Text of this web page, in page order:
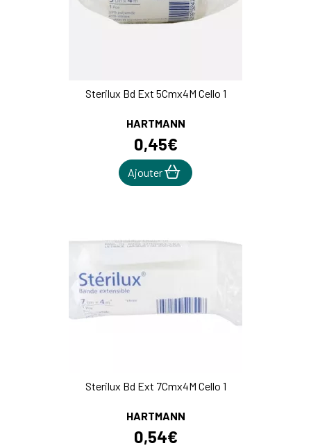
Sterilux Bd Ext 5Cmx4M Cello 1
HARTMANN
0,45€
Ajouter
Sterilux Bd Ext 7Cmx4M Cello 1
HARTMANN
0,54€